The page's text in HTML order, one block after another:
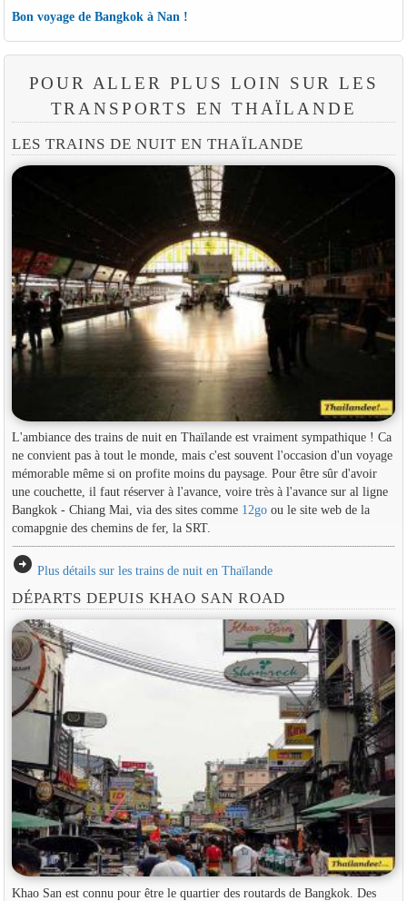
Bon voyage de Bangkok à Nan !
POUR ALLER PLUS LOIN SUR LES
TRANSPORTS EN THAÏLANDE
LES TRAINS DE NUIT EN THAÏLANDE
L'ambiance des trains de nuit en Thaïlande est vraiment sympathique ! Ca
ne convient pas à tout le monde, mais c'est souvent l'occasion d'un voyage
mémorable même si on profite moins du paysage. Pour être sûr d'avoir
une couchette, il faut réserver à l'avance, voire très à l'avance sur al ligne
Bangkok - Chiang Mai, via des sites comme 12goou le site web de la
comapgnie des chemins de fer, la SRT.
arrow_circle_right Plus détails sur les trains de nuit en Thaïlande
DÉPARTS DEPUIS KHAO SAN ROAD
Khao San est connu pour être le quartier des routards de Bangkok. Des